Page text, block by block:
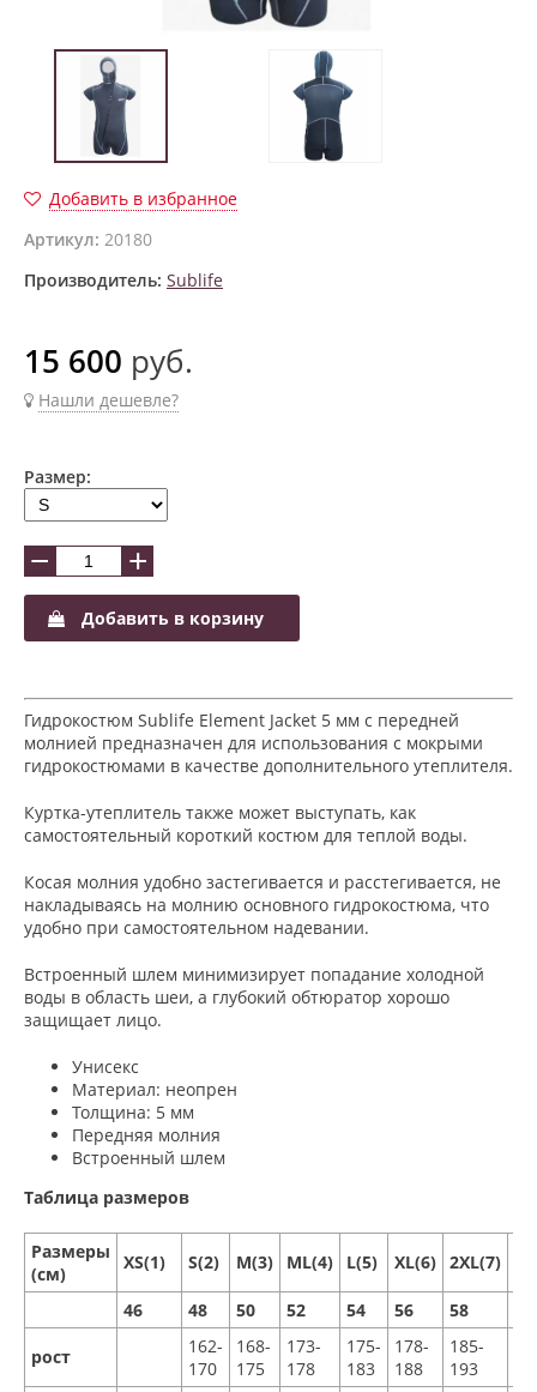
Добавить в избранное
Артикул: 20180
Производитель: Sublife
15 600 руб.
Нашли дешевле?
Размер:
− +
Добавить в корзину
Гидрокостюм Sublife Element Jacket 5 мм с передней
молнией предназначен для использования с мокрыми
гидрокостюмами в качестве дополнительного утеплителя.
Куртка-утеплитель также может выступать, как
самостоятельный короткий костюм для теплой воды.
Косая молния удобно застегивается и расстегивается, не
накладываясь на молнию основного гидрокостюма, что
удобно при самостоятельном надевании.
Встроенный шлем минимизирует попадание холодной
воды в область шеи, а глубокий обтюратор хорошо
защищает лицо.
Унисекс
Материал: неопрен
Толщина: 5 мм
Передняя молния
Встроенный шлем
Таблица размеров
Размеры
(см)
XS(1) S(2) M(3) ML(4) L(5) XL(6) 2XL(7)
46 48 50 52 54 56 58
рост
162-
170
168-
175
173-
178
175-
183
178-
188
185-
193